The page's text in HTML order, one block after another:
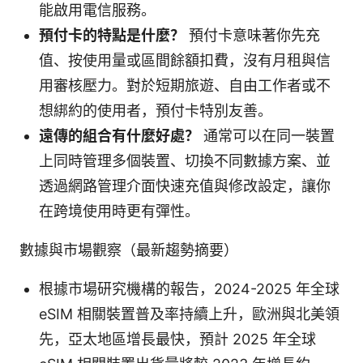
能啟用電信服務。
預付卡的特點是什麼？
預付卡意味著你先充
值、按使用量或區間餘額扣費，沒有月租與信
用審核壓力。對於短期旅遊、自由工作者或不
想綁約的使用者，預付卡特別友善。
遠傳的組合有什麼好處？
通常可以在同一裝置
上同時管理多個裝置、切換不同數據方案、並
透過網路管理介面快速充值與修改設定，讓你
在跨境使用時更有彈性。
數據與市場觀察（最新趨勢摘要）
根據市場研究機構的報告，2024-2025 年全球
eSIM 相關裝置普及率持續上升，歐洲與北美領
先，亞太地區增長最快，預計 2025 年全球